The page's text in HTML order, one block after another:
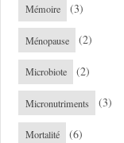
Mémoire (3)
Ménopause (2)
Microbiote (2)
Micronutriments (3)
Mortalité (6)